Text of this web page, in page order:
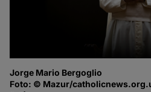
Jorge Mario Bergoglio
Foto: © Mazur/